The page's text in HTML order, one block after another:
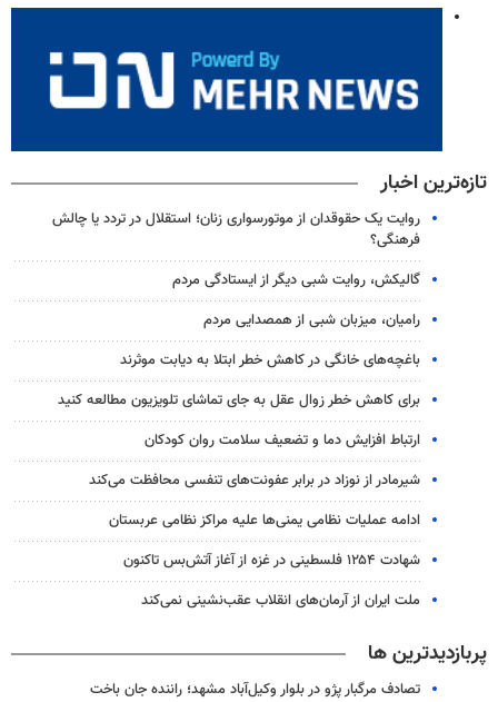
تازه‌ترین اخبار
روایت یک حقوقدان از موتورسواری زنان؛ استقلال در تردد یا چالش
فرهنگی؟
گالیکش، روایت شبی دیگر از ایستادگی مردم
رامیان، میزبان شبی از همصدایی مردم
باغچه‌های خانگی در کاهش خطر ابتلا به دیابت موثرند
برای کاهش خطر زوال عقل به جای تماشای تلویزیون مطالعه کنید
ارتباط افزایش دما و تضعیف سلامت روان کودکان
شیرمادر از نوزاد در برابر عفونت‌های تنفسی محافظت می‌کند
ادامه عملیات نظامی یمنی‌ها علیه مراکز نظامی عربستان
شهادت ۱۲۵۴ فلسطینی در غزه از آغاز آتش‌بس تاکنون
ملت ایران از آرمان‌های انقلاب عقب‌نشینی نمی‌کند
پربازدیدترین ها
تصادف مرگبار پژو در بلوار وکیل‌آباد مشهد؛ راننده جان باخت